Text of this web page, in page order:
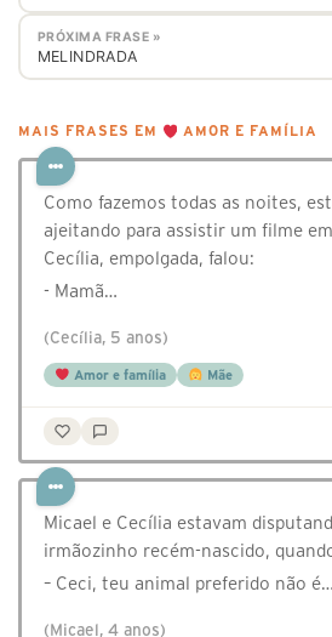
PRÓXIMA FRASE »
MELINDRADA
MAIS FRASES EM AMOR E FAMÍLIA
Como fazemos todas as noites,
ajeitando para assistir um filme
Cecília, empolgada, falou:
- Mamã…
(Cecília, 5 anos)
Amor e família Mãe
Micael e Cecília estavam
irmãozinho recém-nascido,
– Ceci, teu animal preferido não é…
(Micael, 4 anos)